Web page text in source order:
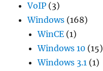
VoIP (3)
Windows (168)
WinCE (1)
Windows 10 (15)
Windows 3.1 (1)